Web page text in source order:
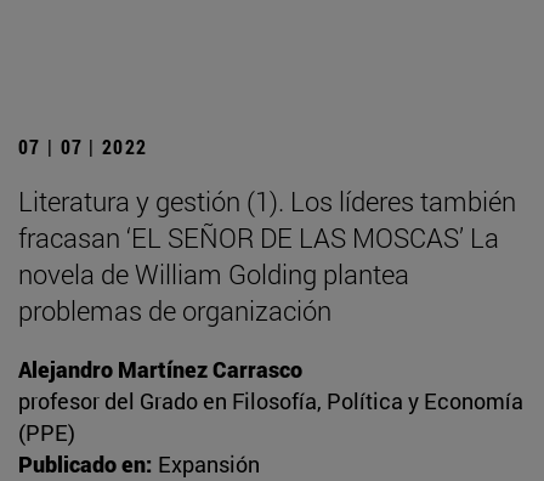
07 | 07 | 2022
Literatura y gestión (1). Los líderes también
fracasan ‘EL SEÑOR DE LAS MOSCAS’ La
novela de William Golding plantea
problemas de organización
Alejandro Martínez Carrasco
profesor del Grado en Filosofía, Política y Economía
(PPE)
Publicado en: Expansión